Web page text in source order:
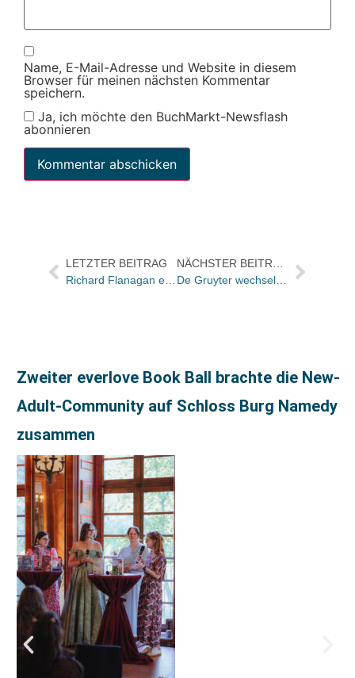
Name, E-Mail-Adresse und Website in diesem
Browser für meinen nächsten Kommentar
speichern.
Ja, ich möchte den BuchMarkt-Newsflash
abonnieren
LETZTER BEITRAG
Richard Flanagan erhält Man Booker Prize
Zweiter everlove Book Ball brachte die New-
Adult-Community auf Schloss Burg Namedy
zusammen